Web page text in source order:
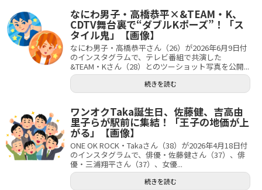
なにわ男子・高橋恭平×&TEAM・K、
CDTV舞台裏で“ダブルKポーズ”！「ス
タイル鬼」【画像】
なにわ男子・高橋恭平さん（26）が2026年6月9日付
のインスタグラムで、テレビ番組で共演した
&TEAM・Kさん（28）とのツーショット写真を公開...
続きを読む
ワンオクTaka誕生日、佐藤健、吉高由
里子らが駅前に集結！「王子の地価が上
がる」【画像】
ONE OK ROCK・Takaさん（38）が2026年4月18日付
のインスタグラムで、俳優・佐藤健さん（37）、俳
優・三浦翔平さん（37）、女優...
続きを読む